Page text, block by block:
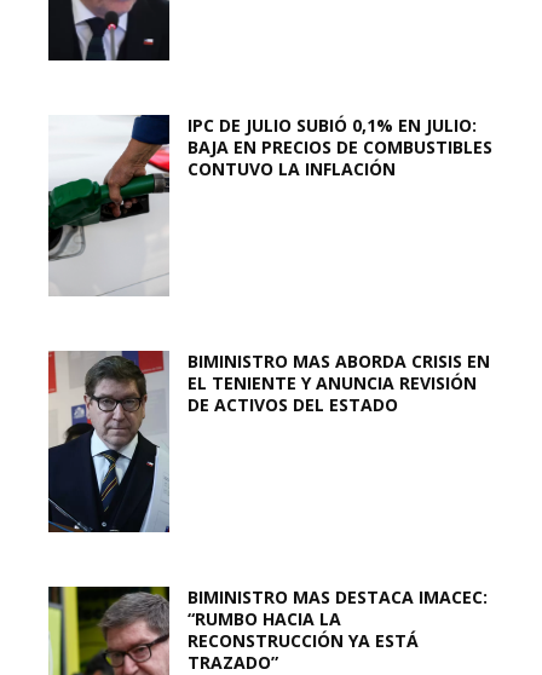
IPC DE JULIO SUBIÓ 0,1% EN JULIO:
BAJA EN PRECIOS DE COMBUSTIBLES
CONTUVO LA INFLACIÓN
BIMINISTRO MAS ABORDA CRISIS EN
EL TENIENTE Y ANUNCIA REVISIÓN
DE ACTIVOS DEL ESTADO
BIMINISTRO MAS DESTACA IMACEC:
“RUMBO HACIA LA
RECONSTRUCCIÓN YA ESTÁ
TRAZADO”